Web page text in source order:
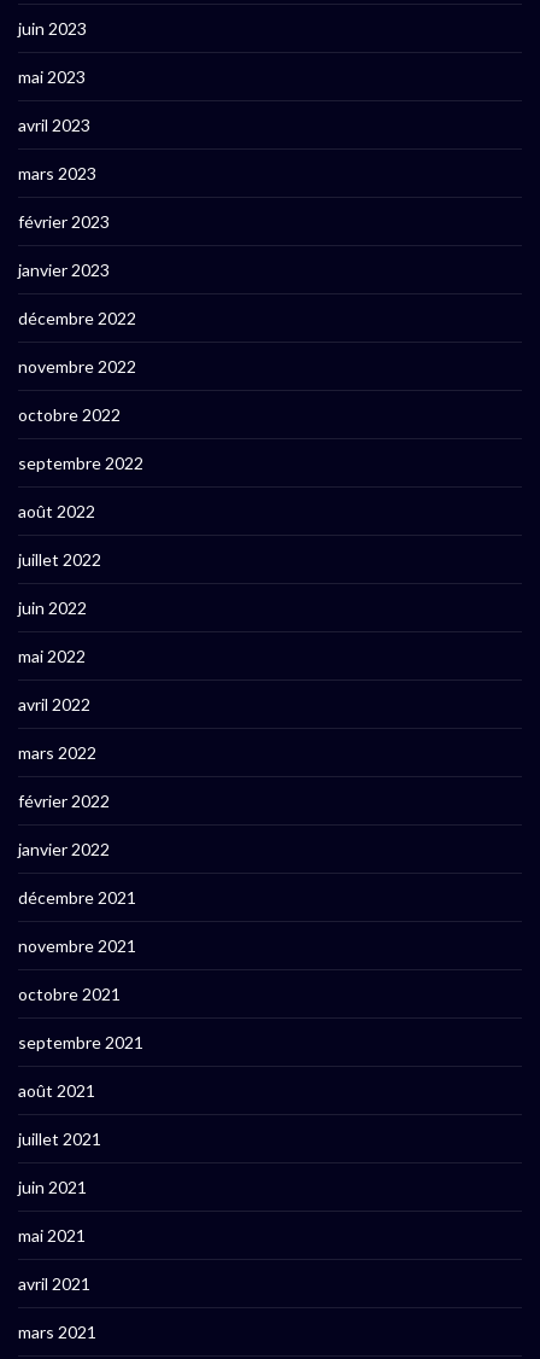
juin 2023
mai 2023
avril 2023
mars 2023
février 2023
janvier 2023
décembre 2022
novembre 2022
octobre 2022
septembre 2022
août 2022
juillet 2022
juin 2022
mai 2022
avril 2022
mars 2022
février 2022
janvier 2022
décembre 2021
novembre 2021
octobre 2021
septembre 2021
août 2021
juillet 2021
juin 2021
mai 2021
avril 2021
mars 2021